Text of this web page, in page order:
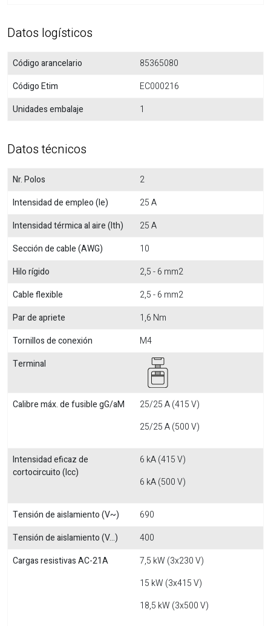
Datos logísticos
Código arancelario
85365080
Código Etim
EC000216
Unidades embalaje
1
Datos técnicos
Nr. Polos
2
Intensidad de empleo (Ie)
25 A
Intensidad térmica al aire (Ith)
25 A
Sección de cable (AWG)
10
Hilo rígido
2,5 - 6 mm2
Cable flexible
2,5 - 6 mm2
Par de apriete
1,6 Nm
Tornillos de conexión
M4
Terminal
Calibre máx. de fusible gG/aM
25/25 A (415 V)
25/25 A (500 V)
Intensidad eficaz de
cortocircuito (Icc)
6 kA (415 V)
6 kA (500 V)
Tensión de aislamiento (V~)
690
Tensión de aislamiento (V...)
400
Cargas resistivas AC-21A
7,5 kW (3x230 V)
15 kW (3x415 V)
18,5 kW (3x500 V)